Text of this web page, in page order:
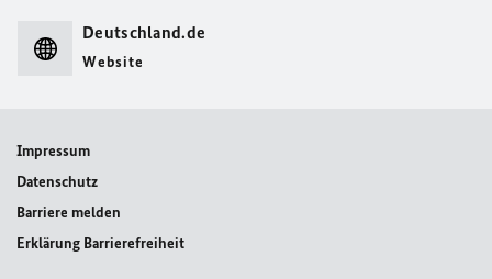
Deutschland.de
Website
Impressum
Datenschutz
Barriere melden
Erklärung Barrierefreiheit